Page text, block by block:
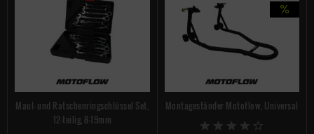
Maul- und Ratschenringschlüssel Set,
12-teilig, 8-19mm
Montageständer Motoflow, Universal